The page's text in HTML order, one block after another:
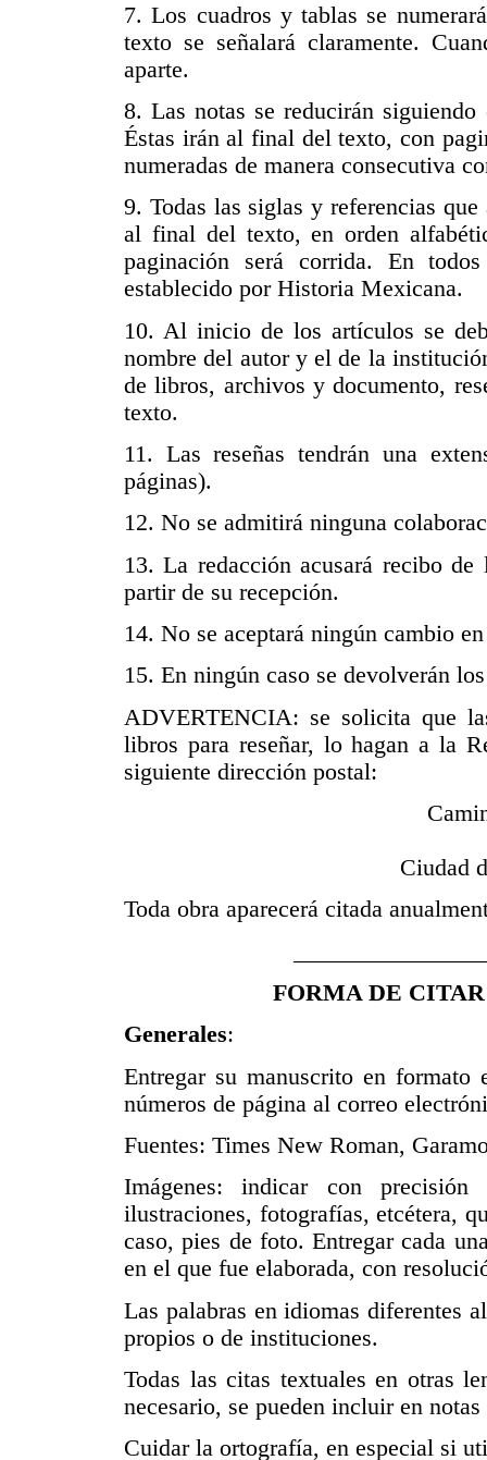
7. Los cuadros y tablas se
texto se señalará claramente.
aparte.
8. Las notas se reducirán
Éstas irán al final del texto, con
numeradas de manera consecutiva
9. Todas las siglas y referencias
al final del texto, en orden
paginación será corrida. En
establecido por Historia Mexicana.
10. Al inicio de los artículos se
nombre del autor y el de la
de libros, archivos y documento,
texto.
11. Las reseñas tendrán una
páginas).
12. No se admitirá ninguna
13. La redacción acusará recibo
partir de su recepción.
14. No se aceptará ningún cambio
15. En ningún caso se devolverán
ADVERTENCIA: se solicita que
libros para reseñar, lo hagan a la
siguiente dirección postal:
Ciudad
Toda obra aparecerá citada
FORMA DE
Generales:
Entregar su manuscrito en
números de página al correo
Fuentes: Times New Roman,
Imágenes: indicar con
ilustraciones, fotografías, etcétera,
caso, pies de foto. Entregar cada
en el que fue elaborada, con
Las palabras en idiomas diferentes
propios o de instituciones.
Todas las citas textuales en otras
necesario, se pueden incluir en
Cuidar la ortografía, en especial si